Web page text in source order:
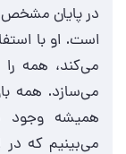
در پایان
می‌کند، همه را
می‌سازد. همه
همیشه وجود
می‌بینیم که